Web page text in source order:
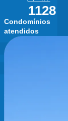
Condomínios
atendidos
1128